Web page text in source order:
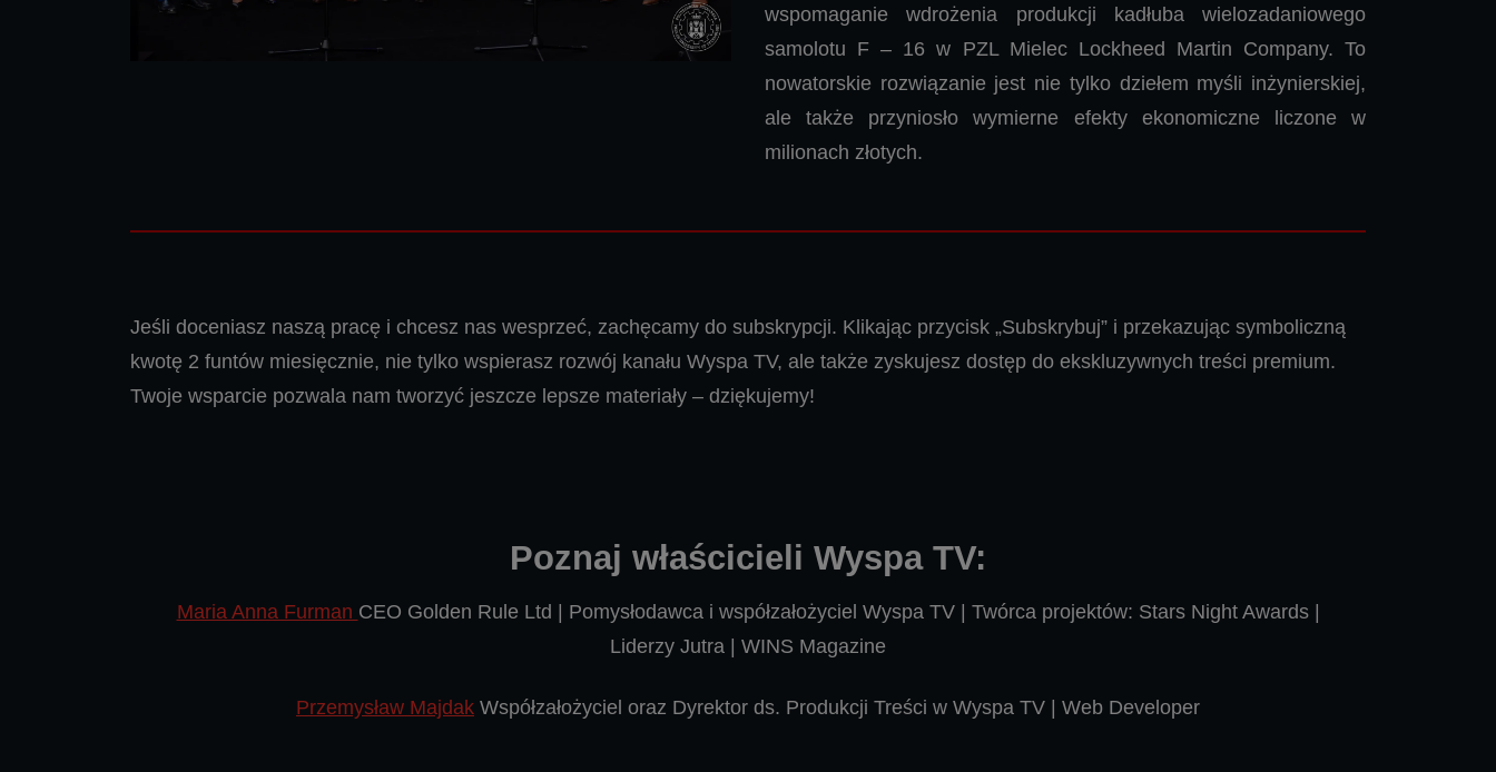
wspomaganie wdrożenia produkcji kadłuba wielozadaniowego
samolotu F – 16 w PZL Mielec Lockheed Martin Company. To
nowatorskie rozwiązanie jest nie tylko dziełem myśli inżynierskiej,
ale także przyniosło wymierne efekty ekonomiczne liczone w
milionach złotych.
Jeśli doceniasz naszą pracę i chcesz nas wesprzeć, zachęcamy do subskrypcji. Klikając przycisk „Subskrybuj” i przekazując symboliczną
kwotę 2 funtów miesięcznie, nie tylko wspierasz rozwój kanału Wyspa TV, ale także zyskujesz dostęp do ekskluzywnych treści premium.
Twoje wsparcie pozwala nam tworzyć jeszcze lepsze materiały – dziękujemy!
Poznaj właścicieli Wyspa TV:
Maria Anna Furman CEO Golden Rule Ltd | Pomysłodawca i współzałożyciel Wyspa TV | Twórca projektów: Stars Night Awards |
Liderzy Jutra | WINS Magazine
Przemysław Majdak Współzałożyciel oraz Dyrektor ds. Produkcji Treści w Wyspa TV | Web Developer